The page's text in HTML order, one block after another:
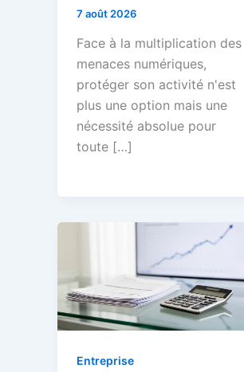
7 août 2026
Face à la multiplication des
menaces numériques,
protéger son activité n'est
plus une option mais une
nécessité absolue pour
toute […]
Entreprise